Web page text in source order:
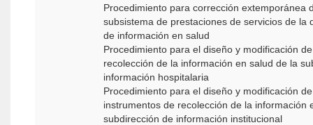
Procedimiento para corrección extemporánea
subsistema de prestaciones de servicios de la
de información en salud
Procedimiento para el diseño y modificación
recolección de la información en salud de la
información hospitalaria
Procedimiento para el diseño y modificación
instrumentos de recolección de la información
subdirección de información institucional